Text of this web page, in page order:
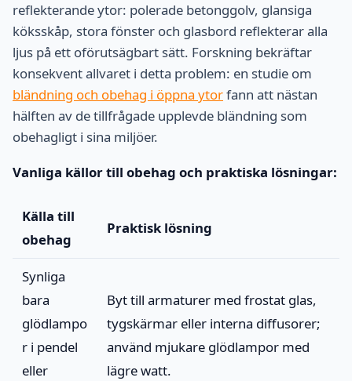
reflekterande ytor: polerade betonggolv, glansiga
köksskåp, stora fönster och glasbord reflekterar alla
ljus på ett oförutsägbart sätt. Forskning bekräftar
konsekvent allvaret i detta problem: en studie om
bländning och obehag i öppna ytorfann att nästan
hälften av de tillfrågade upplevde bländning som
obehagligt i sina miljöer.
Vanliga källor till obehag och praktiska lösningar:
Källa till
obehag
Praktisk lösning
Synliga
bara
glödlampo
r i pendel
eller
Byt till armaturer med frostat glas,
tygskärmar eller interna diffusorer;
använd mjukare glödlampor med
lägre watt.